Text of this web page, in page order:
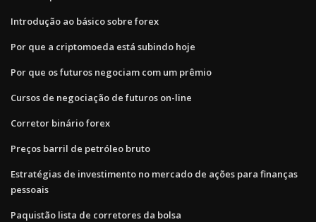
Introdução ao básico sobre forex
Por que a criptomoeda está subindo hoje
Por que os futuros negociam com um prêmio
Cursos de negociação de futuros on-line
Corretor binário forex
Preços barril de petróleo bruto
Estratégias de investimento no mercado de ações para finanças
pessoais
Paquistão lista de corretores da bolsa